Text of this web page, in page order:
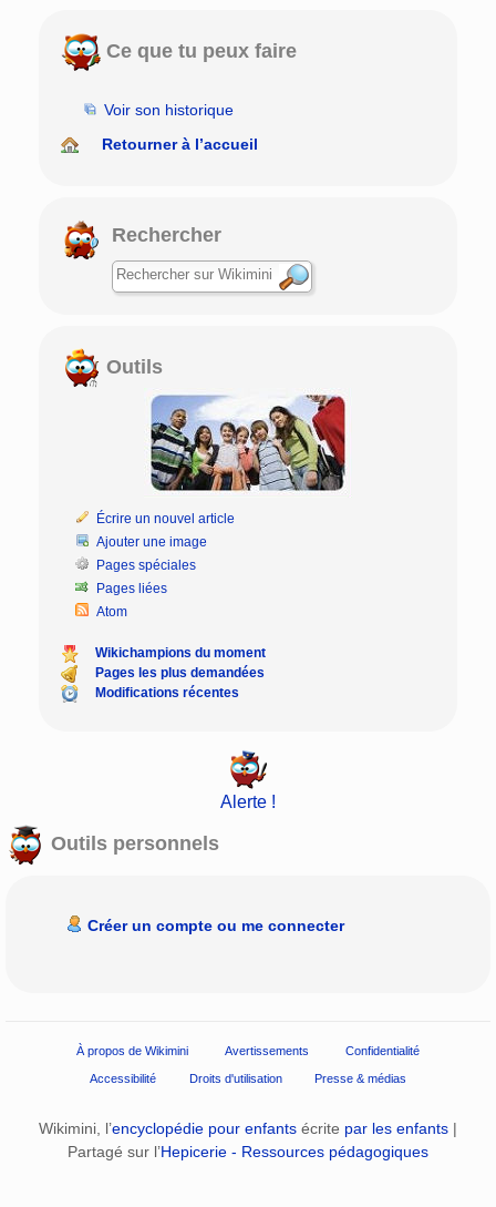
Ce que tu peux faire
Voir son historique
Retourner à l’accueil
Rechercher
Outils
Écrire un nouvel article
Ajouter une image
Pages spéciales
Pages liées
Atom
Wikichampions du moment
Pages les plus demandées
Modifications récentes
Alerte !
Outils personnels
Créer un compte ou me connecter
À propos de Wikimini Avertissements Confidentialité
Accessibilité Droits d'utilisation Presse & médias
Wikimini, l’encyclopédie pour enfants écrite par les enfants |
Partagé sur l’Hepicerie - Ressources pédagogiques